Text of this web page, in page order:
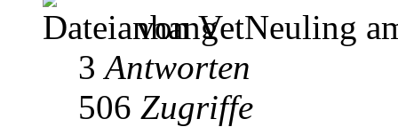
von VetNeuling
3Antworten
506 Zugriffe